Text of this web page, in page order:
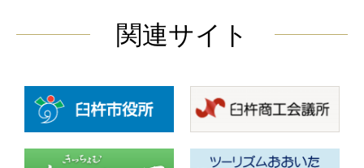
関連サイト